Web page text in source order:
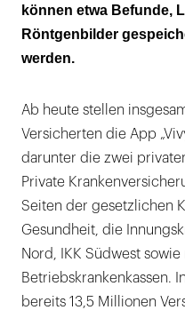
können etwa Befunde,
Röntgenbilder
werden.
Ab heute stellen
Versicherten die App
darunter die zwei
Private
Seiten der gesetzlichen
Gesundheit, die
Nord, IKK Südwest
Betriebskrankenkassen.
bereits 13,5 Millionen